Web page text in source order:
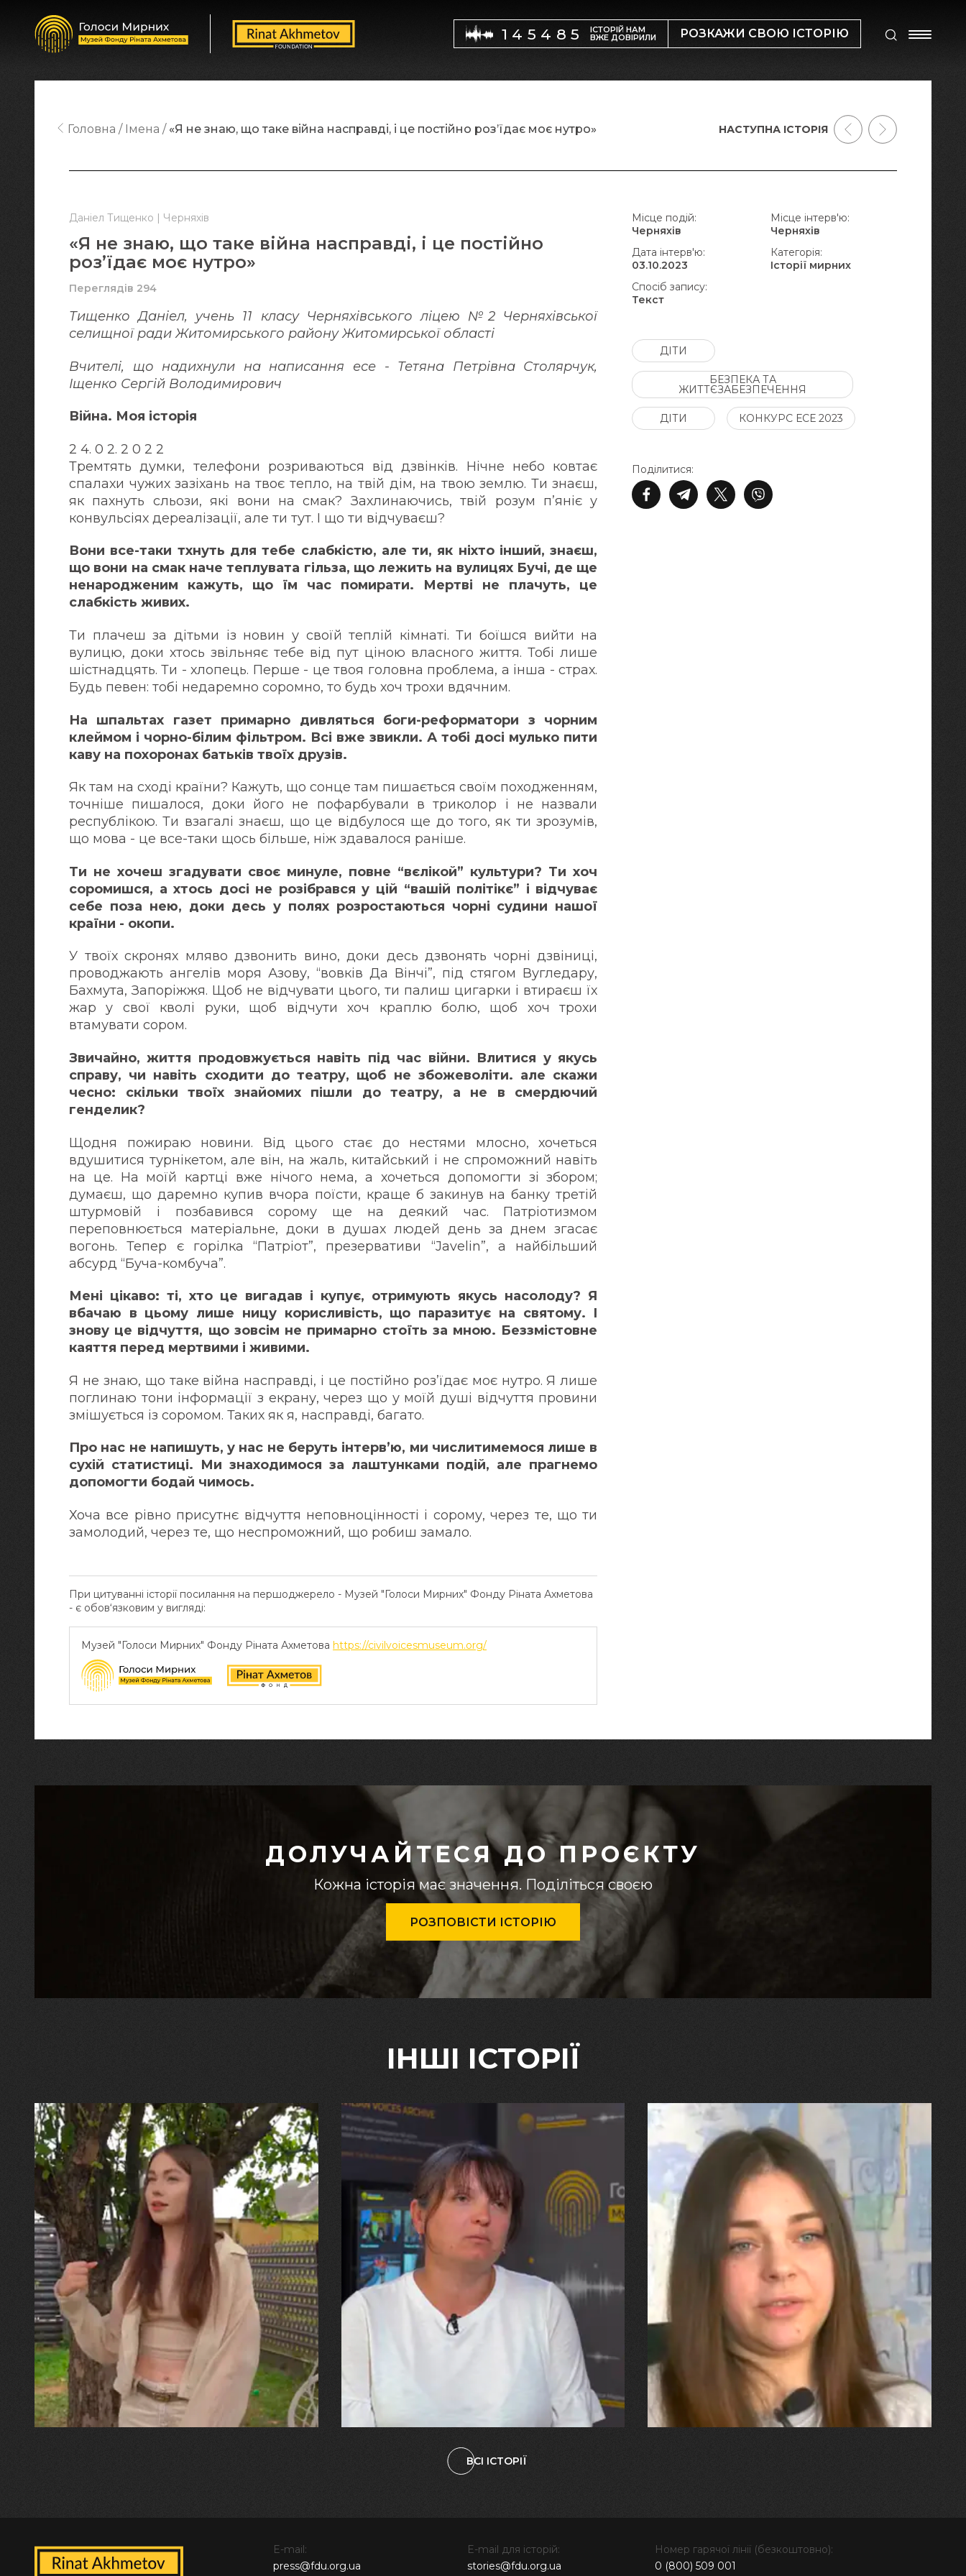
145485 ІСТОРІЙ НАМ
ВЖЕ ДОВІРИЛИ РОЗКАЖИ СВОЮ ІСТОРІЮ
Даніел Тищенко | Черняхів
«Я не знаю, що таке війна насправді, і це постійно
роз’їдає моє нутро»
Переглядів 294
Тищенко Даніел, учень 11 класу Черняхівського ліцею №2 Черняхівської
селищної ради Житомирського району Житомирської області
Вчителі, що надихнули на написання есе - Тетяна Петрівна Столярчук,
Іщенко Сергій Володимирович
Війна. Моя історія
2 4. 0 2. 2 0 2 2
Тремтять думки, телефони розриваються від дзвінків. Нічне небо ковтає
спалахи чужих зазіхань на твоє тепло, на твій дім, на твою землю. Ти знаєш,
як пахнуть сльози, які вони на смак? Захлинаючись, твій розум п’яніє у
конвульсіях дереалізації, але ти тут. І що ти відчуваєш?
Вони все-таки тхнуть для тебе слабкістю, але ти, як ніхто інший, знаєш,
що вони на смак наче теплувата гільза, що лежить на вулицях Бучі, де ще
ненародженим кажуть, що їм час помирати. Мертві не плачуть, це
слабкість живих.
Ти плачеш за дітьми із новин у своїй теплій кімнаті. Ти боїшся вийти на
вулицю, доки хтось звільняє тебе від пут ціною власного життя. Тобі лише
шістнадцять. Ти - хлопець. Перше - це твоя головна проблема, а інша - страх.
Будь певен: тобі недаремно соромно, то будь хоч трохи вдячним.
На шпальтах газет примарно дивляться боги-реформатори з чорним
клеймом і чорно-білим фільтром. Всі вже звикли. А тобі досі мулько пити
каву на похоронах батьків твоїх друзів.
Як там на сході країни? Кажуть, що сонце там пишається своїм походженням,
точніше пишалося, доки його не пофарбували в триколор і не назвали
республікою. Ти взагалі знаєш, що це відбулося ще до того, як ти зрозумів,
що мова - це все-таки щось більше, ніж здавалося раніше.
Ти не хочеш згадувати своє минуле, повне “вєлікой” культури? Ти хоч
соромишся, а хтось досі не розібрався у цій “вашій політікє” і відчуває
себе поза нею, доки десь у полях розростаються чорні судини нашої
країни - окопи.
У твоїх скронях мляво дзвонить вино, доки десь дзвонять чорні дзвіниці,
проводжають ангелів моря Азову, “вовків Да Вінчі”, під стягом Вугледару,
Бахмута, Запоріжжя. Щоб не відчувати цього, ти палиш цигарки і втираєш їх
жар у свої кволі руки, щоб відчути хоч краплю болю, щоб хоч трохи
втамувати сором.
Звичайно, життя продовжується навіть під час війни. Влитися у якусь
справу, чи навіть сходити до театру, щоб не збожеволіти. але скажи
чесно: скільки твоїх знайомих пішли до театру, а не в смердючий
генделик?
Щодня пожираю новини. Від цього стає до нестями млосно, хочеться
вдушитися турнікетом, але він, на жаль, китайський і не спроможний навіть
на це. На моїй картці вже нічого нема, а хочеться допомогти зі збором;
думаєш, що даремно купив вчора поїсти, краще б закинув на банку третій
штурмовій і позбавився сорому ще на деякий час. Патріотизмом
переповнюється матеріальне, доки в душах людей день за днем згасає
вогонь. Тепер є горілка “Патріот”, презервативи “Javelin”, а найбільший
абсурд “Буча-комбуча”.
Мені цікаво: ті, хто це вигадав і купує, отримують якусь насолоду? Я
вбачаю в цьому лише ницу корисливість, що паразитує на святому. І
знову це відчуття, що зовсім не примарно стоїть за мною. Беззмістовне
каяття перед мертвими і живими.
Я не знаю, що таке війна насправді, і це постійно роз’їдає моє нутро. Я лише
поглинаю тони інформації з екрану, через що у моїй душі відчуття провини
змішується із соромом. Таких як я, насправді, багато.
Про нас не напишуть, у нас не беруть інтерв’ю, ми числитимемося лише в
сухій статистиці. Ми знаходимося за лаштунками подій, але прагнемо
допомогти бодай чимось.
Хоча все рівно присутнє відчуття неповноцінності і сорому, через те, що ти
замолодий, через те, що неспроможний, що робиш замало.
При цитуванні історії посилання на першоджерело - Музей "Голоси Мирних" Фонду Ріната Ахметова
- є обов‘язковим у вигляді:
Музей "Голоси Мирних" Фонду Ріната Ахметова https://civilvoicesmuseum.org/
Головна Імена «Я не знаю, що таке війна насправді, і це постійно роз’їдає моє нутро»
Поділитися:
Місце подій:
Черняхів
Місце інтерв'ю:
Черняхів
Дата інтерв'ю:
03.10.2023
Категорія:
Історії мирних
Спосіб запису:
Текст
ДІТИ
БЕЗПЕКА ТА
ЖИТТЄЗАБЕЗПЕЧЕННЯ
ДІТИ КОНКУРС ЕСЕ 2023
НАСТУПНА ІСТОРІЯ
ДОЛУЧАЙТЕСЯ ДО ПРОЄКТУ
Кожна історія має значення. Поділіться своєю
РОЗПОВІСТИ ІСТОРІЮ
ІНШІ ІСТОРІЇ
30.07.2026
Калина, Дарина та Віра Папроцькі
"Хвиля була, як від моря,
прозора і велика… Я ледве
встигла схопити племінницю"
29.07.2026
Марина, Ваїд та Аміна Харченко
"Попри всі втрати, ми не
зламалися: тепер я бачу
свого вбитого чоловіка у
наших дітях"
27.07.2026
"Я перенесла 11 операцій, та
плакала від фантомного
болю. Але маленька донька
бере за руку і змушує йти
далі"
ВСІ ІСТОРІЇ
E-mail:
press@fdu.org.ua
E-mail для історій:
stories@fdu.org.ua
Номер гарячої лінії (безкоштовно):
0 (800) 509 001